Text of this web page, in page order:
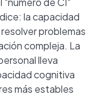
la capacidad
problemas
compleja. La
lleva
cognitiva
más estables